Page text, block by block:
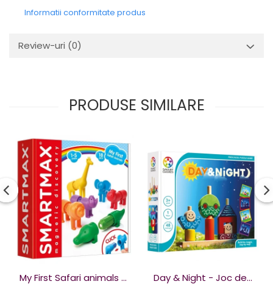
Informatii conformitate produs
Review-uri (0)
PRODUSE SIMILARE
My First Safari animals - Day & Night - Joc de